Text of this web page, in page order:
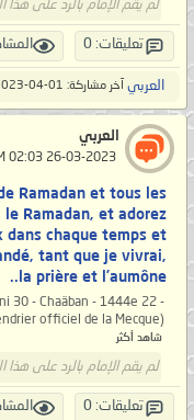
لم يقم الإمام بالرد على هذا
تعليقات: 0
العربي آخر مشاركة: 01-04-2023,
العربي
Ramadan et tous les
le Ramadan, et adorez
dans chaque temps et
tant que je vivrai,
la prière et l’aumône..
30 - Chaäban - 1444e 22 -
de la Mecque). _______ ...
شاهد أكثر
لم يقم الإمام بالرد على هذا
تعليقات: 0